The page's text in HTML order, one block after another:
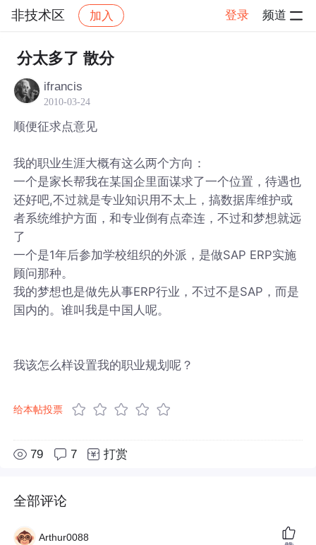
非技术区 加入 登录 频道
社区 非技术区
分太多了 散分
ifrancis
2010-03-24
顺便征求点意见
我的职业生涯大概有这么两个方向：
一个是家长帮我在某国企里面谋求了一个位置，待遇也
还好吧,不过就是专业知识用不太上，搞数据库维护或
者系统维护方面，和专业倒有点牵连，不过和梦想就远
了
一个是1年后参加学校组织的外派，是做SAP ERP实施
顾问那种。
我的梦想也是做先从事ERP行业，不过不是SAP，而是
国内的。谁叫我是中国人呢。
我该怎么样设置我的职业规划呢？
给本帖投票
79 7 打赏
全部评论
Arthur0088